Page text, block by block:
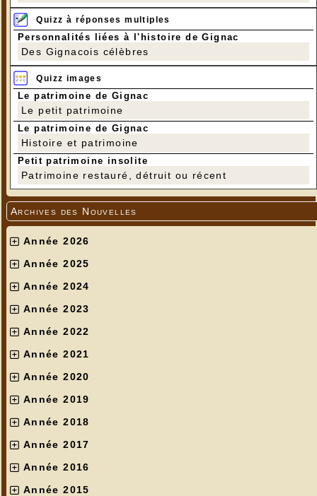
Quizz à réponses multiples
Personnalités liées à l'histoire de Gignac
Des Gignacois célèbres
Quizz images
Le patrimoine de Gignac
Le petit patrimoine
Le patrimoine de Gignac
Histoire et patrimoine
Petit patrimoine insolite
Patrimoine restauré, détruit ou récent
Archives des Nouvelles
Année 2026
Année 2025
Année 2024
Année 2023
Année 2022
Année 2021
Année 2020
Année 2019
Année 2018
Année 2017
Année 2016
Année 2015